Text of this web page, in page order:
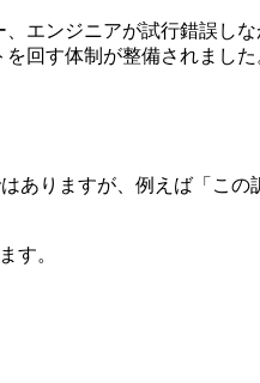
エンジニアが試行錯誤し
回す体制が整備されました
ありますが、例えば「この
す。